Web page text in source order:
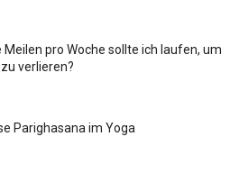
Meilen pro Woche sollte ich laufen, um
verlieren?
Parighasana im Yoga